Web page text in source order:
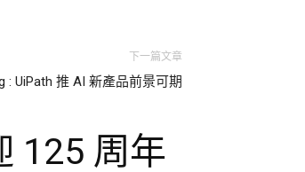
下一篇文章
: UiPath 推 AI 新產品前景可期
125 周年